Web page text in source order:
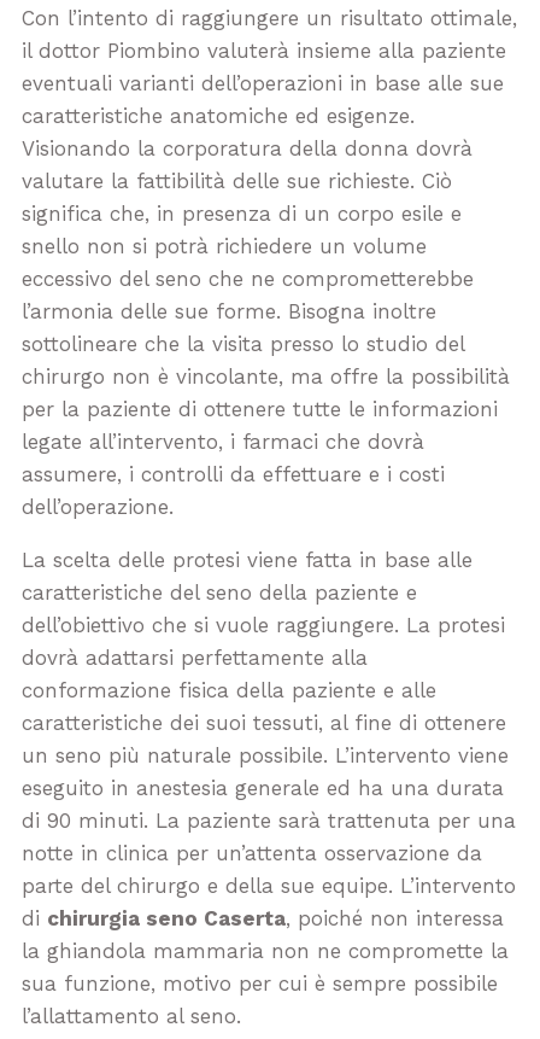
Con l’intento di raggiungere un risultato ottimale,
il dottor Piombino valuterà insieme alla paziente
eventuali varianti dell’operazioni in base alle sue
caratteristiche anatomiche ed esigenze.
Visionando la corporatura della donna dovrà
valutare la fattibilità delle sue richieste. Ciò
significa che, in presenza di un corpo esile e
snello non si potrà richiedere un volume
eccessivo del seno che ne comprometterebbe
l’armonia delle sue forme. Bisogna inoltre
sottolineare che la visita presso lo studio del
chirurgo non è vincolante, ma offre la possibilità
per la paziente di ottenere tutte le informazioni
legate all’intervento, i farmaci che dovrà
assumere, i controlli da effettuare e i costi
dell’operazione.
La scelta delle protesi viene fatta in base alle
caratteristiche del seno della paziente e
dell’obiettivo che si vuole raggiungere. La protesi
dovrà adattarsi perfettamente alla
conformazione fisica della paziente e alle
caratteristiche dei suoi tessuti, al fine di ottenere
un seno più naturale possibile. L’intervento viene
eseguito in anestesia generale ed ha una durata
di 90 minuti. La paziente sarà trattenuta per una
notte in clinica per un’attenta osservazione da
parte del chirurgo e della sue equipe. L’intervento
di chirurgia seno Caserta, poiché non interessa
la ghiandola mammaria non ne compromette la
sua funzione, motivo per cui è sempre possibile
l’allattamento al seno.